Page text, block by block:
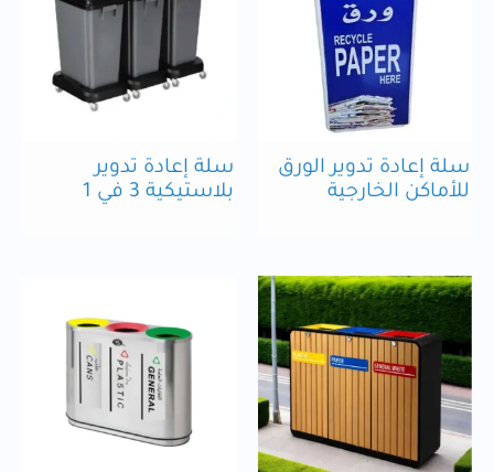
سلة إعادة تدوير الورق
للأماكن الخارجية
سلة إعادة تدوير
بلاستيكية 3 في 1